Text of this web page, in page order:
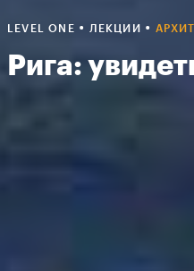
LEVEL ONE • ЛЕКЦИИ •
Рига: